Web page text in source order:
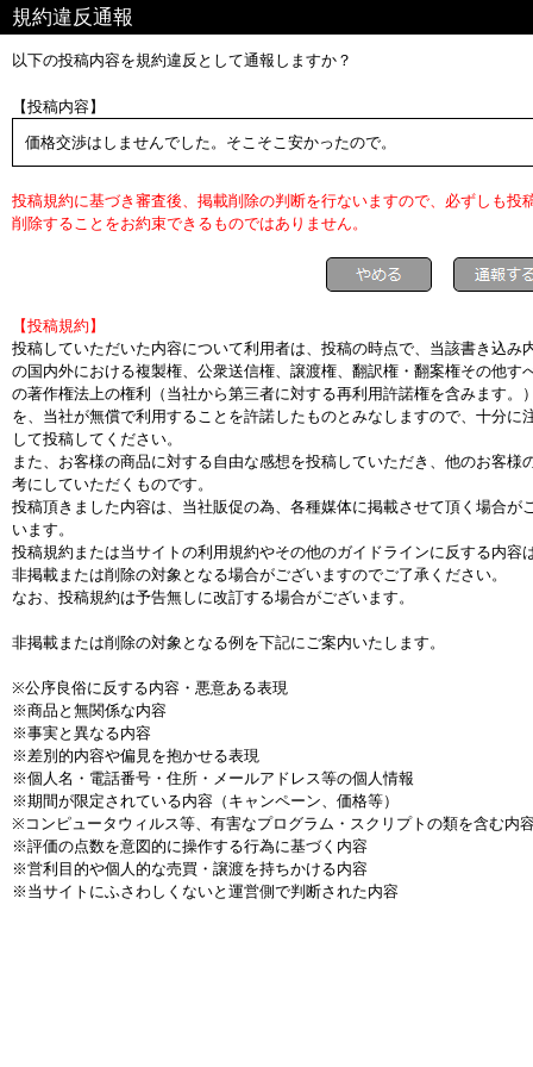
規約違反通報
以下の投稿内容を規約違反として通報しますか？
【投稿内容】
価格交渉はしませんでした。そこそこ安かったので。
投稿規約に基づき審査後、掲載削除の判断を行ないますので、必ずしも投
削除することをお約束できるものではありません。
【投稿規約】
投稿していただいた内容について利用者は、投稿の時点で、当該書き込み
の国内外における複製権、公衆送信権、譲渡権、翻訳権・翻案権その他す
の著作権法上の権利（当社から第三者に対する再利用許諾権を含みます。
を、当社が無償で利用することを許諾したものとみなしますので、十分に
して投稿してください。
また、お客様の商品に対する自由な感想を投稿していただき、他のお客様
考にしていただくものです。
投稿頂きました内容は、当社販促の為、各種媒体に掲載させて頂く場合が
います。
投稿規約または当サイトの利用規約やその他のガイドラインに反する内容
非掲載または削除の対象となる場合がございますのでご了承ください。
なお、投稿規約は予告無しに改訂する場合がございます。
非掲載または削除の対象となる例を下記にご案内いたします。
※公序良俗に反する内容・悪意ある表現
※商品と無関係な内容
※事実と異なる内容
※差別的内容や偏見を抱かせる表現
※個人名・電話番号・住所・メールアドレス等の個人情報
※期間が限定されている内容（キャンペーン、価格等）
※コンピュータウィルス等、有害なプログラム・スクリプトの類を含む内
※評価の点数を意図的に操作する行為に基づく内容
※営利目的や個人的な売買・譲渡を持ちかける内容
※当サイトにふさわしくないと運営側で判断された内容